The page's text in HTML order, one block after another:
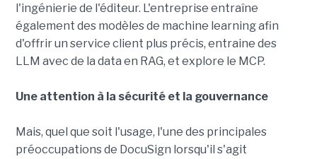
l'ingénierie de l'éditeur. L'entreprise entraîne
également des modèles de machine learning afin
d'offrir un service client plus précis, entraine des
LLM avec de la data en RAG, et explore le MCP.
Une attention à la sécurité et la gouvernance
Mais, quel que soit l'usage, l'une des principales
préoccupations de DocuSign lorsqu'il s'agit